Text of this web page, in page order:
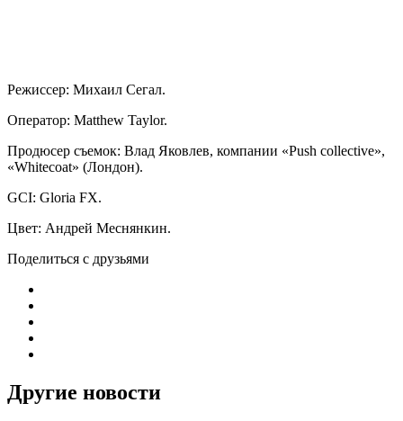
Режиссер: Михаил Сегал.
Оператор: Matthew Taylor.
Продюсер съемок: Влад Яковлев, компании «Push collective»,
«Whitecoat» (Лондон).
GCI: Gloria FX.
Цвет: Андрей Меснянкин.
Поделиться с друзьями
Другие новости